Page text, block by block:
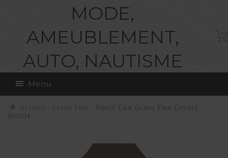
MODE,
AMEUBLEMENT,
AUTO, NAUTISME
Menu
›
› Simili Cuir Grano Fine Cendré -
W0504